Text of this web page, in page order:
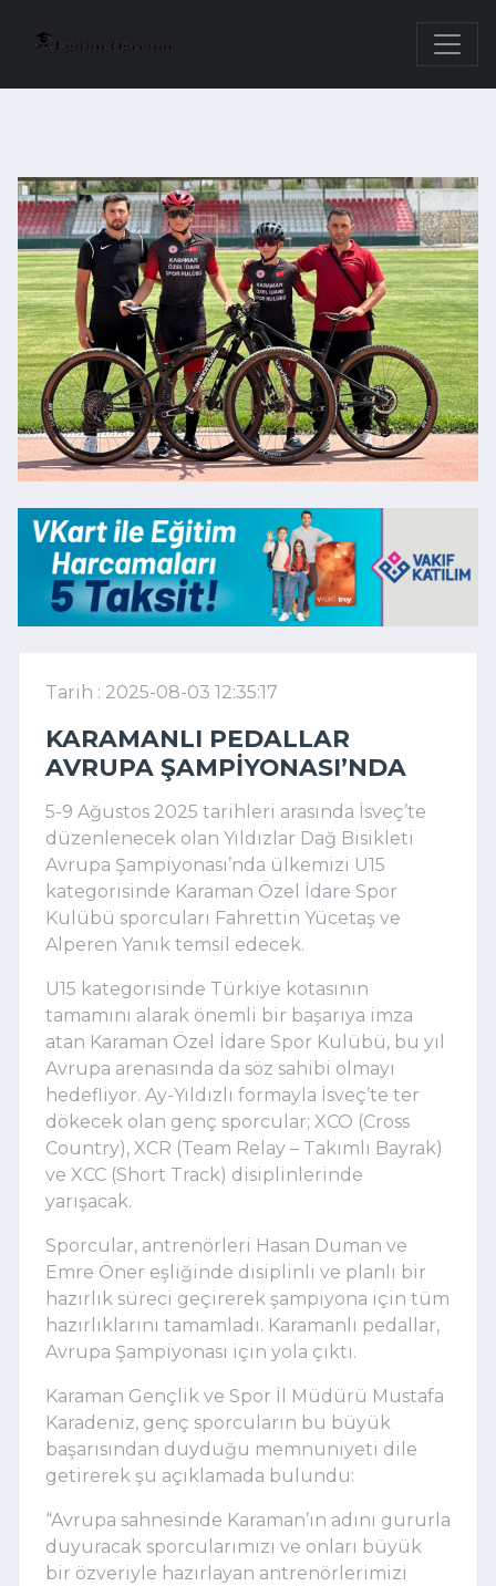
Tarih : 2025-08-03 12:35:17
KARAMANLI PEDALLAR
AVRUPA ŞAMPIYONASI’NDA
5-9 Ağustos 2025 tarihleri arasında İsveç’te
düzenlenecek olan Yıldızlar Dağ Bisikleti
Avrupa Şampiyonası’nda ülkemizi U15
kategorisinde Karaman Özel İdare Spor
Kulübü sporcuları Fahrettin Yücetaş ve
Alperen Yanık temsil edecek.
U15 kategorisinde Türkiye kotasının
tamamını alarak önemli bir başarıya imza
atan Karaman Özel İdare Spor Kulübü, bu yıl
Avrupa arenasında da söz sahibi olmayı
hedefliyor. Ay-Yıldızlı formayla İsveç’te ter
dökecek olan genç sporcular; XCO (Cross
Country), XCR (Team Relay – Takımlı Bayrak)
ve XCC (Short Track) disiplinlerinde
yarışacak.
Sporcular, antrenörleri Hasan Duman ve
Emre Öner eşliğinde disiplinli ve planlı bir
hazırlık süreci geçirerek şampiyona için tüm
hazırlıklarını tamamladı. Karamanlı pedallar,
Avrupa Şampiyonası için yola çıktı.
Karaman Gençlik ve Spor İl Müdürü Mustafa
Karadeniz, genç sporcuların bu büyük
başarısından duyduğu memnuniyeti dile
getirerek şu açıklamada bulundu:
“Avrupa sahnesinde Karaman’ın adını gururla
duyuracak sporcularımızı ve onları büyük
bir özveriyle hazırlayan antrenörlerimizi